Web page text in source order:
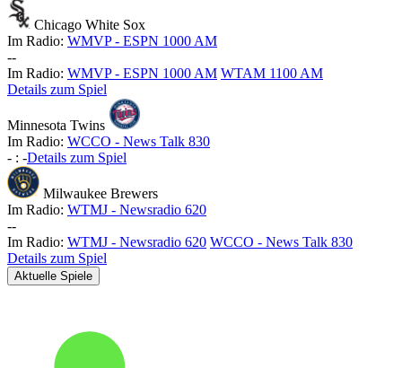
Chicago White Sox
Im Radio: WMVP - ESPN 1000 AM
--
Im Radio: WMVP - ESPN 1000 AM WTAM 1100 AM
Details zum Spiel
Minnesota Twins
Im Radio: WCCO - News Talk 830
- : -Details zum Spiel
Milwaukee Brewers
Im Radio: WTMJ - Newsradio 620
--
Im Radio: WTMJ - Newsradio 620 WCCO - News Talk 830
Details zum Spiel
Aktuelle Spiele